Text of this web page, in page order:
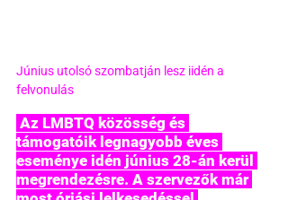
Június utolsó szombatján lesz iidén a
felvonulás
támogatóik legnagyobb éves
eseménye idén június 28-án kerül
megrendezésre. A szervezők már